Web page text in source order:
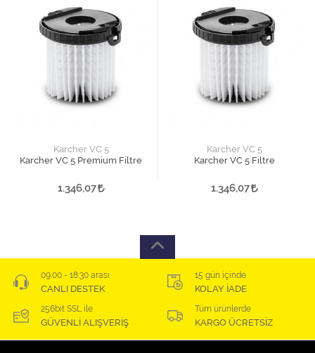
Karcher VC 5
Karcher VC 5 Premium Filtre
1.346,07
Karcher VC 5
Karcher VC 5 Filtre
1.346,07
09:00 - 18:30 arası
CANLI DESTEK
15 gün içinde
KOLAY İADE
256bit SSL ile
GÜVENLİ ALIŞVERİŞ
Tüm ürünlerde
KARGO ÜCRETSİZ